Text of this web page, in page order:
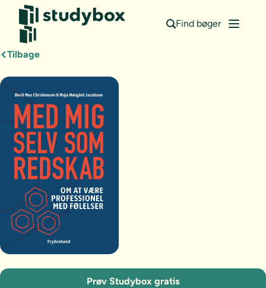
Find bøger
Tilbage
Prøv Studybox gratis